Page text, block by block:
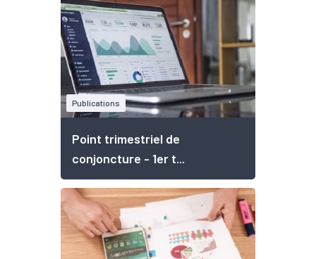
Publications
Point trimestriel de
conjoncture - 1er t...